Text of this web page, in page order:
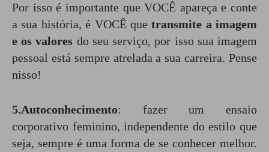
Por isso é importante que VOCÊ apareça e conte
a sua história, é VOCÊ quetransmite a imagem
e os valores do seu serviço, por isso sua imagem
pessoal está sempre atrelada a sua carreira. Pense
nisso!
5.Autoconhecimento: fazer um ensaio
corporativo feminino, independente do estilo que
seja, sempre é uma forma de se conhecer melhor.